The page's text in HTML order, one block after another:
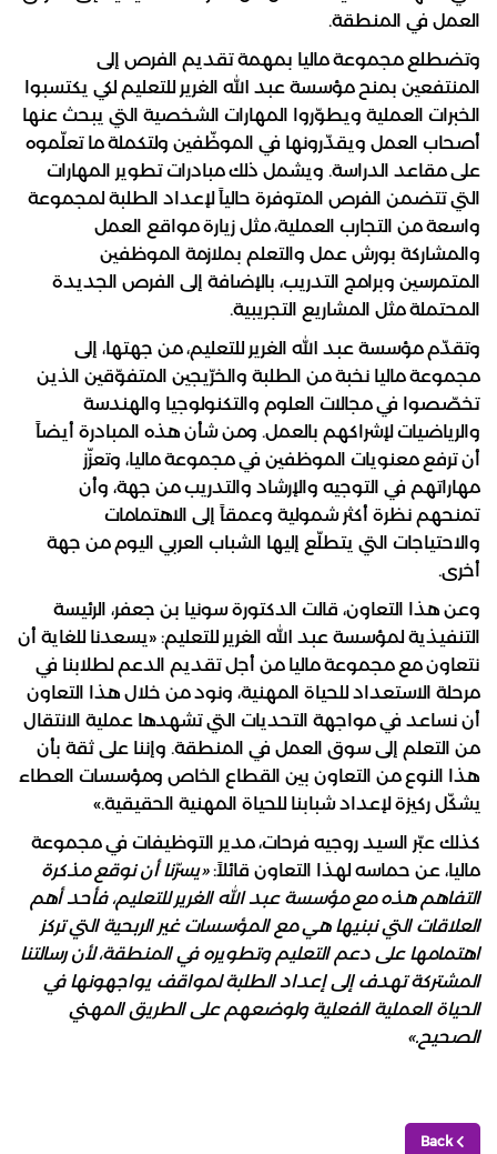
العمل في المنطقة.
وتضطلع مجموعة ماليا بمهمة تقديم الفرص إلى
المنتفعين بمنح مؤسسة عبد الله الغرير للتعليم لكي يكتسبوا
الخبرات العملية ويطوّروا المهارات الشخصية التي يبحث عنها
أصحاب العمل ويقدّرونها في الموظّفين ولتكملة ما تعلّموه
على مقاعد الدراسة. ويشمل ذلك مبادرات تطوير المهارات
التي تتضمن الفرص المتوفرة حالياً لإعداد الطلبة لمجموعة
واسعة من التجارب العملية، مثل زيارة مواقع العمل
والمشاركة بورش عمل والتعلم بملازمة الموظفين
المتمرسين وبرامج التدريب، بالإضافة إلى الفرص الجديدة
المحتملة مثل المشاريع التجريبية.
وتقدّم مؤسسة عبد الله الغرير للتعليم، من جهتها، إلى
مجموعة ماليا نخبة من الطلبة والخرّيجين المتفوّقين الذين
تخصّصوا في مجالات العلوم والتكنولوجيا والهندسة
والرياضيات لإشراكهم بالعمل. ومن شأن هذه المبادرة أيضاً
أن ترفع معنويات الموظفين في مجموعة ماليا، وتعزّز
مهاراتهم في التوجيه والإرشاد والتدريب من جهة، وأن
تمنحهم نظرة أكثر شمولية وعمقاً إلى الاهتمامات
والاحتياجات التي يتطلّع إليها الشباب العربي اليوم من جهة
أخرى.
وعن هذا التعاون، قالت الدكتورة سونيا بن جعفر، الرئيسة
التنفيذية لمؤسسة عبد الله الغرير للتعليم: «يسعدنا للغاية أن
نتعاون مع مجموعة ماليا من أجل تقديم الدعم لطلابنا في
مرحلة الاستعداد للحياة المهنية، ونود من خلال هذا التعاون
أن نساعد في مواجهة التحديات التي تشهدها عملية الانتقال
من التعلم إلى سوق العمل في المنطقة. وإننا على ثقة بأن
هذا النوع من التعاون بين القطاع الخاص ومؤسسات العطاء
يشكّل ركيزة لإعداد شبابنا للحياة المهنية الحقيقية.»
كذلك عبّر السيد روجيه فرحات، مدير التوظيفات في مجموعة
ماليا، عن حماسه لهذا التعاون قائلاً:«يسرّنا أن نوقع مذكرة
التفاهم هذه مع مؤسسة عبد الله الغرير للتعليم، فأحد أهم
العلاقات التي نبنيها هي مع المؤسسات غير الربحية التي تركز
اهتمامها على دعم التعليم وتطويره في المنطقة، لأن رسالتنا
المشتركة تهدف إلى إعداد الطلبة لمواقف يواجهونها في
الحياة العملية الفعلية ولوضعهم على الطريق المهني
الصحيح.»
Back